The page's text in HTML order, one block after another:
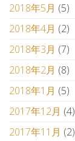
2018年5月 (5)
2018年4月 (2)
2018年3月 (7)
2018年2月 (8)
2018年1月 (5)
2017年12月 (4)
2017年11月 (2)